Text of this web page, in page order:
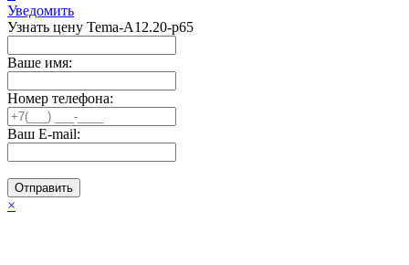
Уведомить
Узнать цену Tema-A12.20-p65
Ваше имя:
Номер телефона:
Ваш E-mail:
Отправить
×